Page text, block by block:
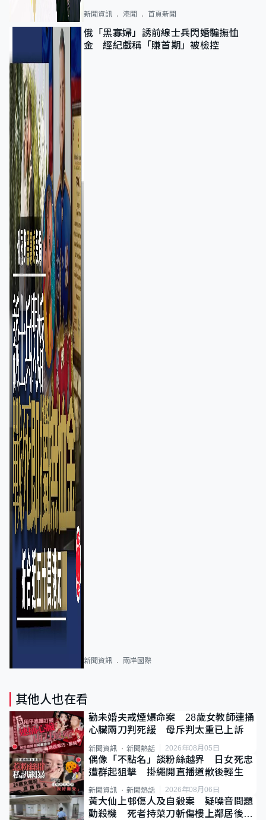
新聞資訊 港聞 首頁新聞
俄「黑寡婦」誘前線士兵閃婚騙撫恤
金 經紀戲稱「賺首期」被檢控
新聞資訊 兩岸國際
其他人也在看
勸未婚夫戒煙爆命案 28歲女教師連捅
心臟兩刀判死緩 母斥判太重已上訴
新聞資訊 新聞熱話 2026年08月05日
偶像「不點名」談粉絲越界 日女死忠
遭群起狙擊 掛繩開直播道歉後輕生
新聞資訊 新聞熱話 2026年08月06日
黃大仙上邨傷人及自殺案 疑噪音問題
動殺機 死者持菜刀斬傷樓上鄰居後墮